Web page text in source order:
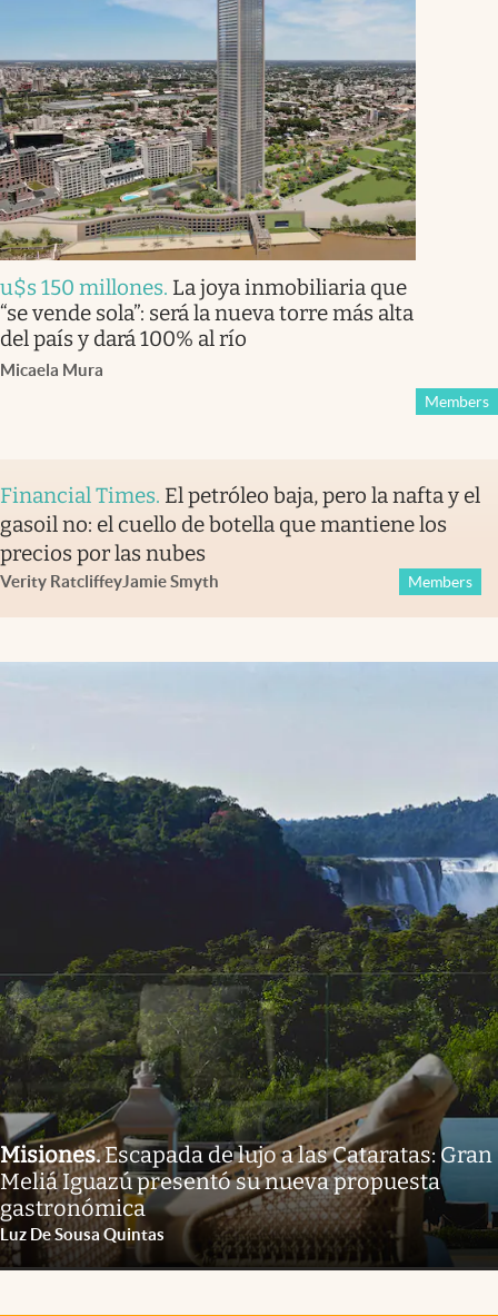
u$s 150 millones. La joya inmobiliaria que
“se vende sola”: será la nueva torre más alta
del país y dará 100% al río
Micaela Mura
Members
Financial Times. El petróleo baja, pero la nafta y el
gasoil no: el cuello de botella que mantiene los
precios por las nubes
Verity RatcliffeyJamie Smyth Members
Misiones.Escapada de lujo a las Cataratas: Gran
Meliá Iguazú presentó su nueva propuesta
gastronómica
Luz De Sousa Quintas